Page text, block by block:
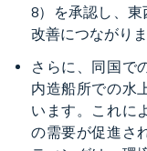
8）を承認し、
改善につながりま
さらに、同国で
内造船所での水
います。これに
の需要が促進さ